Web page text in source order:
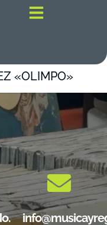
«OLIMPO»